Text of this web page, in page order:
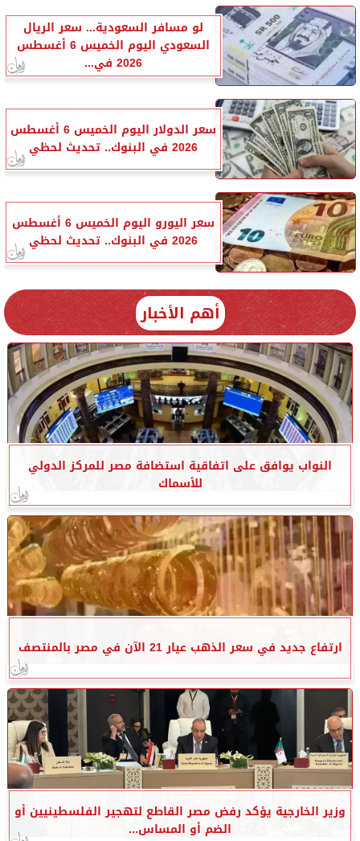
لو مسافر السعودية... سعر الريال
السعودي اليوم الخميس 6 أغسطس
2026 في...
سعر الدولار اليوم الخميس 6 أغسطس
2026 في البنوك.. تحديث لحظي
سعر اليورو اليوم الخميس 6 أغسطس
2026 في البنوك.. تحديث لحظي
أهم الأخبار
النواب يوافق على اتفاقية استضافة مصر للمركز الدولي
للأسماك
ارتفاع جديد في سعر الذهب عيار 21 الآن في مصر بالمنتصف
وزير الخارجية يؤكد رفض مصر القاطع لتهجير الفلسطينيين أو
الضم أو المساس...